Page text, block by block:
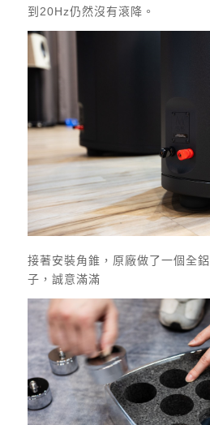
到20Hz仍然沒有滾降。
接著安裝角錐，原廠做了一個全
子，誠意滿滿